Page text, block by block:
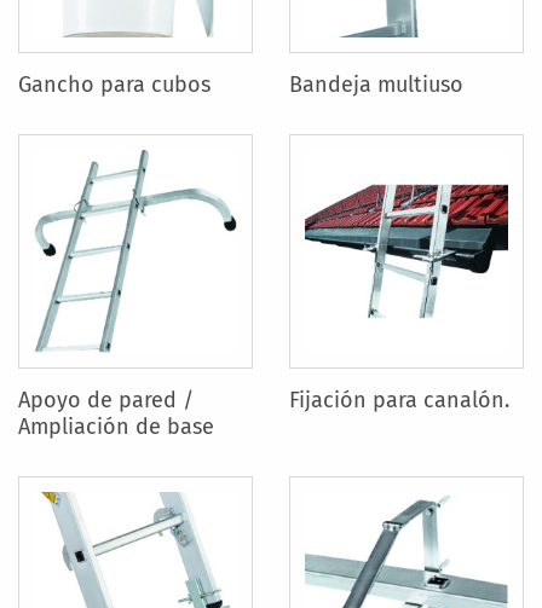
Gancho para cubos Bandeja multiuso
Apoyo de pared /
Ampliación de base
Fijación para canalón.